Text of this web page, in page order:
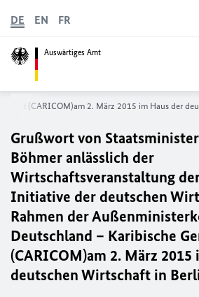
Auswärtiges Amt
DE EN FR
(CARICOM)am 2. März 2015 im Haus der
Grußwort von
Böhmer anlässlich der
Wirtschaftsveranstaltung
Initiative der deutschen
Rahmen der
Deutschland – Karibische
(CARICOM)am 2. März 2015
deutschen Wirtschaft in